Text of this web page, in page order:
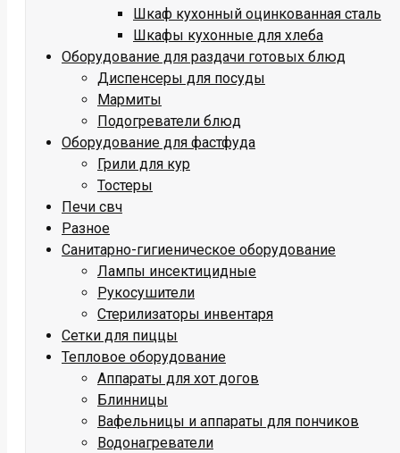
Шкаф кухонный оцинкованная сталь
Шкафы кухонные для хлеба
Оборудование для раздачи готовых блюд
Диспенсеры для посуды
Мармиты
Подогреватели блюд
Оборудование для фастфуда
Грили для кур
Тостеры
Печи свч
Разное
Санитарно-гигиеническое оборудование
Лампы инсектицидные
Рукосушители
Стерилизаторы инвентаря
Сетки для пиццы
Тепловое оборудование
Аппараты для хот догов
Блинницы
Вафельницы и аппараты для пончиков
Водонагреватели